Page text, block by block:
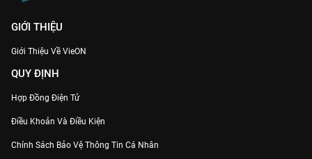
GIỚI THIỆU
Giới Thiệu Về VieON
QUY ĐỊNH
Hợp Đồng Điện Tử
Điều Khoản Và Điều Kiện
Chính Sách Bảo Vệ Thông Tin Cá Nhân